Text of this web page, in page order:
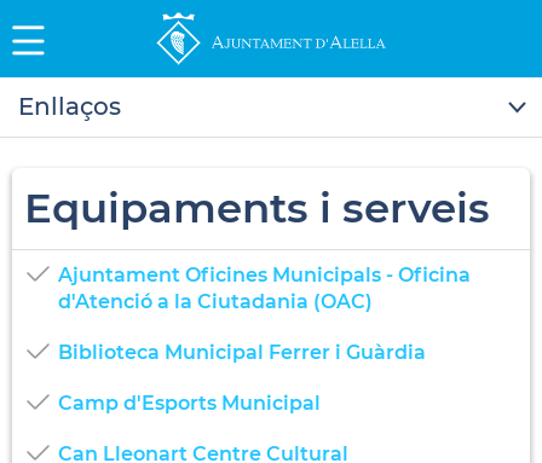
Enllaços
Equipaments i serveis
Ajuntament Oficines Municipals - Oficina
d'Atenció a la Ciutadania (OAC)
Biblioteca Municipal Ferrer i Guàrdia
Camp d'Esports Municipal
Can Lleonart Centre Cultural